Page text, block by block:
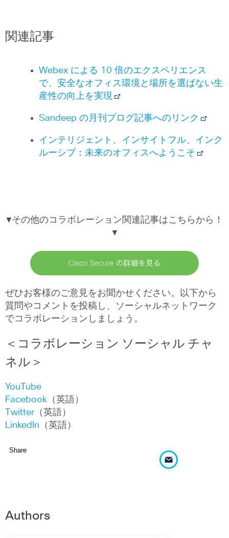
関連記事
Webex による 10 倍のエクスペリエンス
で、安全なオフィス環境と場所を選ばない生
産性の向上を実現
Sandeep の月刊ブログ記事へのリンク
インテリジェント、インサイトフル、インク
ルーシブ：未来のオフィスへようこそ
▼その他のコラボレーション関連記事はこちらから！
▼
ぜひお客様のご意見をお聞かせください。以下から
質問やコメントを投稿し、ソーシャルネットワーク
でコラボレーションしましょう。
＜ コラボレーション ソーシャル チャ
ネル＞
YouTube
Facebook （英語）
Twitter（英語）
LinkedIn （英語）
Share
Authors